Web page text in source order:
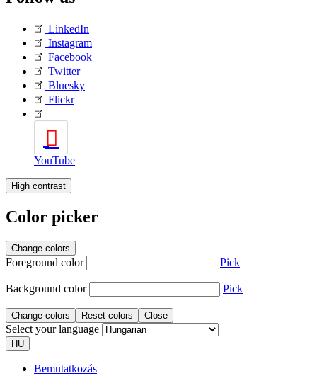
LinkedIn
Instagram
Facebook
Twitter
Bluesky
Flickr
YouTube
High contrast
Color picker
Change colors
Foreground color Pick
Background color Pick
Change colors Reset colors Close
Select your language
HU
Bemutatkozás